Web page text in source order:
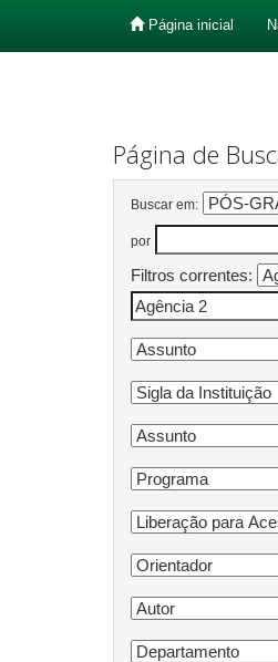
Página inicial
Página de
Buscar em:
por
Filtros correntes: